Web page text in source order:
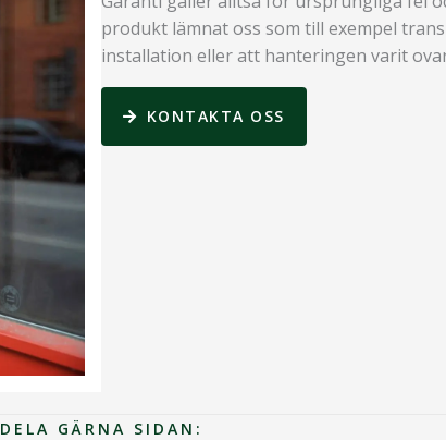
produkt lämnat oss som till exempel
installation eller att hanteringen varit
KONTAKTA OSS
DELA GÄRNA SIDAN: